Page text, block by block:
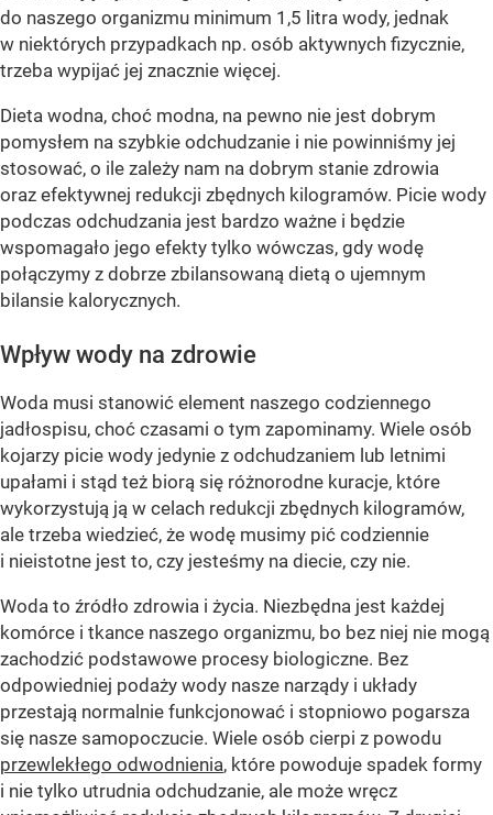
do naszego organizmu minimum 1,5 litra wody, jednak
w niektórych przypadkach np. osób aktywnych fizycznie,
trzeba wypijać jej znacznie więcej.
Dieta wodna, choć modna, na pewno nie jest dobrym
pomysłem na szybkie odchudzanie i nie powinniśmy jej
stosować, o ile zależy nam na dobrym stanie zdrowia
oraz efektywnej redukcji zbędnych kilogramów. Picie wody
podczas odchudzania jest bardzo ważne i będzie
wspomagało jego efekty tylko wówczas, gdy wodę
połączymy z dobrze zbilansowaną dietą o ujemnym
bilansie kalorycznych.
Wpływ wody na zdrowie
Woda musi stanowić element naszego codziennego
jadłospisu, choć czasami o tym zapominamy. Wiele osób
kojarzy picie wody jedynie z odchudzaniem lub letnimi
upałami i stąd też biorą się różnorodne kuracje, które
wykorzystują ją w celach redukcji zbędnych kilogramów,
ale trzeba wiedzieć, że wodę musimy pić codziennie
i nieistotne jest to, czy jesteśmy na diecie, czy nie.
Woda to źródło zdrowia i życia. Niezbędna jest każdej
komórce i tkance naszego organizmu, bo bez niej nie mogą
zachodzić podstawowe procesy biologiczne. Bez
odpowiedniej podaży wody nasze narządy i układy
przestają normalnie funkcjonować i stopniowo pogarsza
się nasze samopoczucie. Wiele osób cierpi z powodu
przewlekłego odwodnienia, które powoduje spadek formy
i nie tylko utrudnia odchudzanie, ale może wręcz